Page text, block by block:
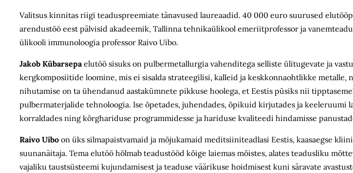
Valitsus kinnitas riigi teaduspreemiate tänavused laureaadid. 40 000 euro suurused
arendustöö eest pälvisid akadeemik, Tallinna tehnikaülikool emeriitprofessor ja
ülikooli immunoloogia professor Raivo Uibo.
Jakob Kübarsepaelutöö sisuks on pulbermetallurgia vahenditega selliste ülitugevate ja
kergkomposiitide loomine, mis ei sisalda strateegilisi, kalleid ja keskkonnaohtlikke metalle,
nihutamise on ta ühendanud aastakümnete pikkuse hoolega, et Eestis püsiks nii
pulbermaterjalide tehnoloogia. Ise õpetades, juhendades, õpikuid kirjutades ja keeleruumi
korraldades ning kõrghariduse programmidesse ja hariduse kvaliteedi hindamisse
Raivo Uibo on üks silmapaistvamaid ja mõjukamaid meditsiiniteadlasi Eestis, kaasaegse
suunanäitaja. Tema elutöö hõlmab teadustööd kõige laiemas mõistes, alates teadusliku
vajaliku taustsüsteemi kujundamisest ja teaduse väärikuse hoidmisest kuni säravate